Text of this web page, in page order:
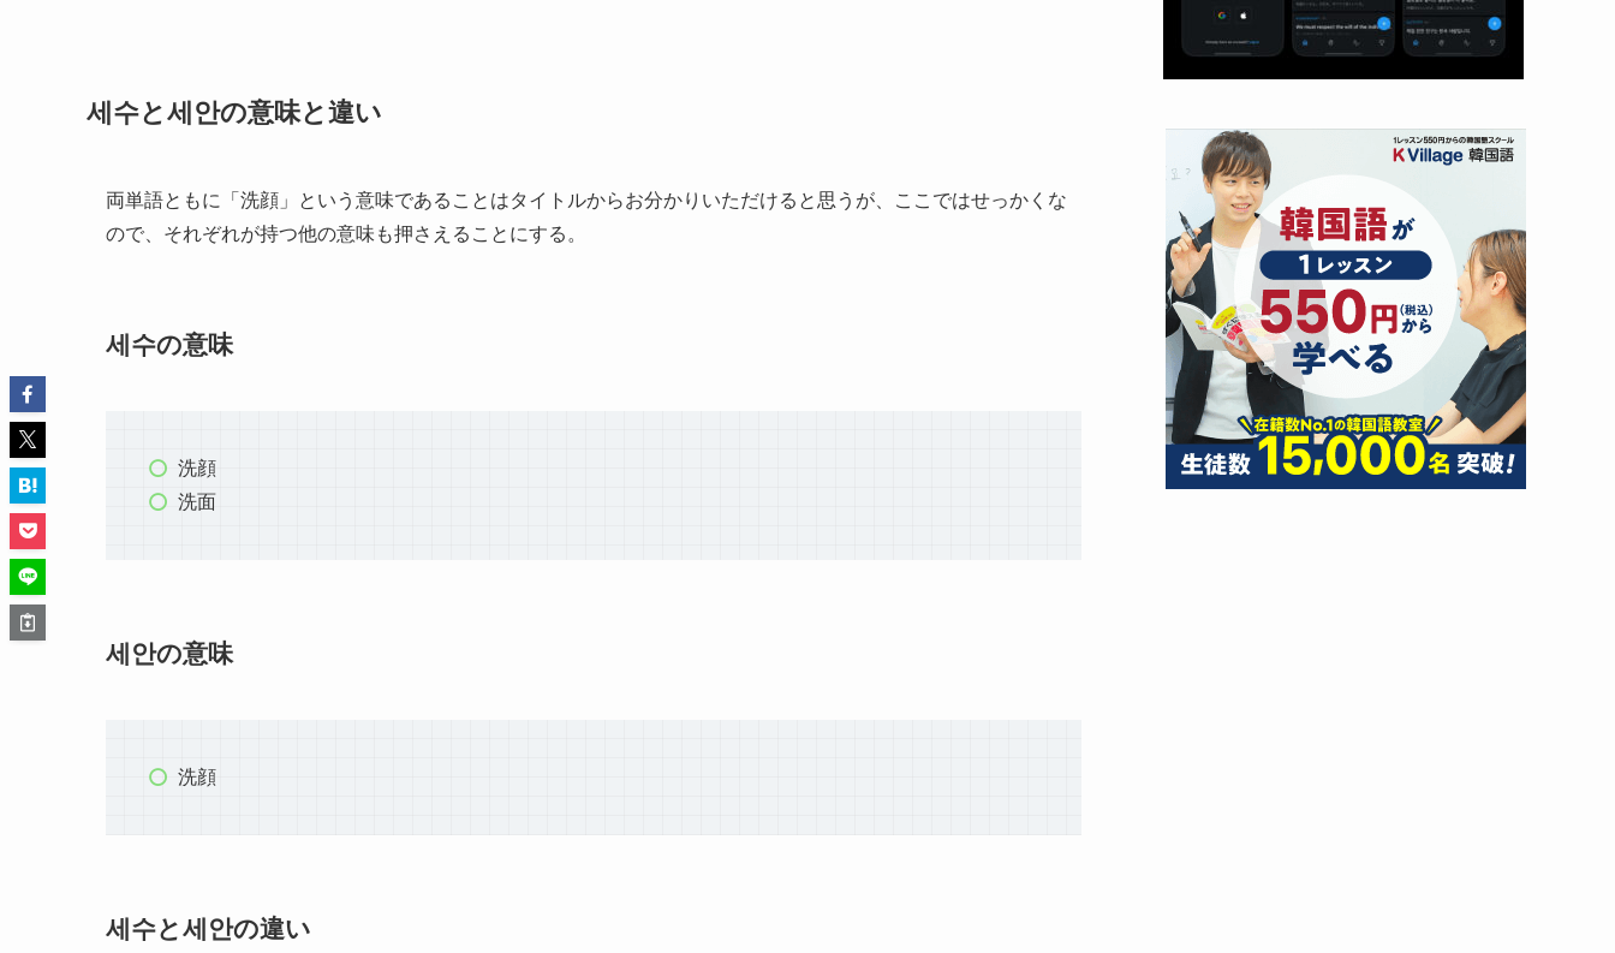
세수と세안の意味と違い
両単語ともに「洗顔」という意味であることはタイトルからお分かりいただけると思うが、ここではせっかくな
ので、それぞれが持つ他の意味も押さえることにする。
세수の意味
洗顔
洗面
세안の意味
洗顔
세수と세안の違い